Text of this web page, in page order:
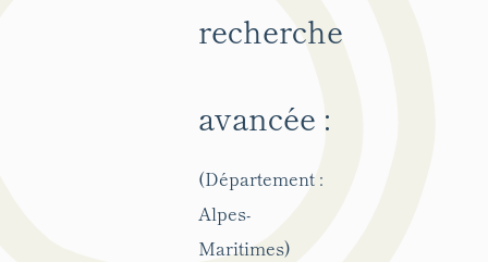
recherche
avancée :
(Département :
Alpes-
Maritimes)